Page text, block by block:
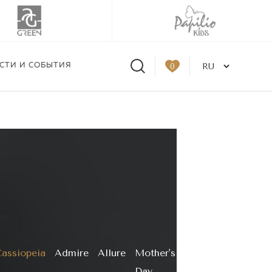
Part 2"
И СОБЫТИЯ 0
Admire Allure
Mother's